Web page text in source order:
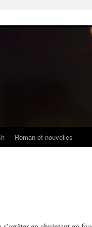
Roman et nouvelles